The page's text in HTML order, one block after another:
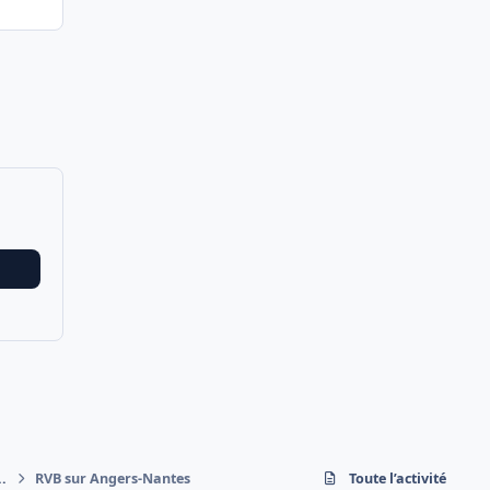
RVB sur Angers-Nantes Toute l’activité